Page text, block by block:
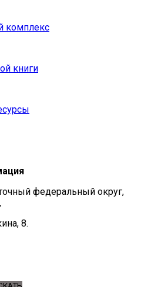
комплекс
книги
федеральный округ,
8.